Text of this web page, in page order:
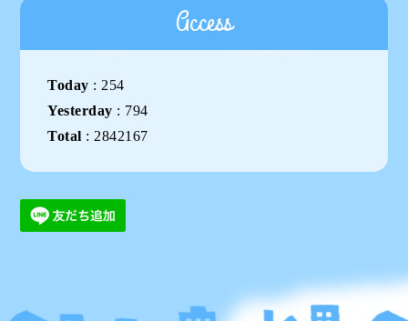
Access
Today : 254
Yesterday : 794
Total : 2842167